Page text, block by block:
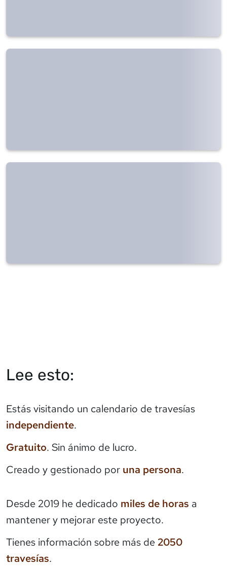
Lee esto:
Estás visitando un calendario de travesías
independiente.
Gratuito. Sin ánimo de lucro.
Creado y gestionado por una persona.
Desde 2019 he dedicado miles de horas a
mantener y mejorar este proyecto.
Tienes información sobre más de 2050
travesías.